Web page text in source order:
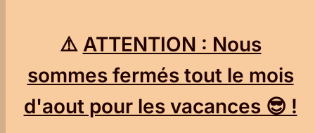
⚠️ ATTENTION : Nous
sommes fermés tout le mois
d'aout pour les vacances 😎 !